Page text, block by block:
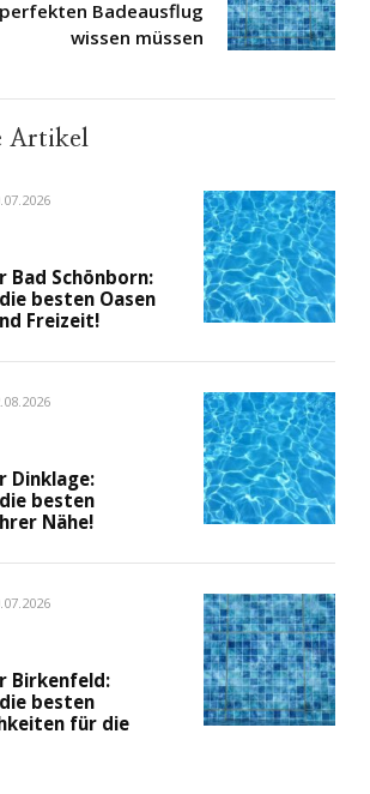
Badeausflug
wissen müssen
Artikel
Bad Schönborn:
besten Oasen
Freizeit!
Dinklage:
besten
Nähe!
Birkenfeld:
besten
für die